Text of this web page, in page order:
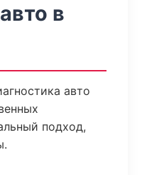
в
авто
подход,